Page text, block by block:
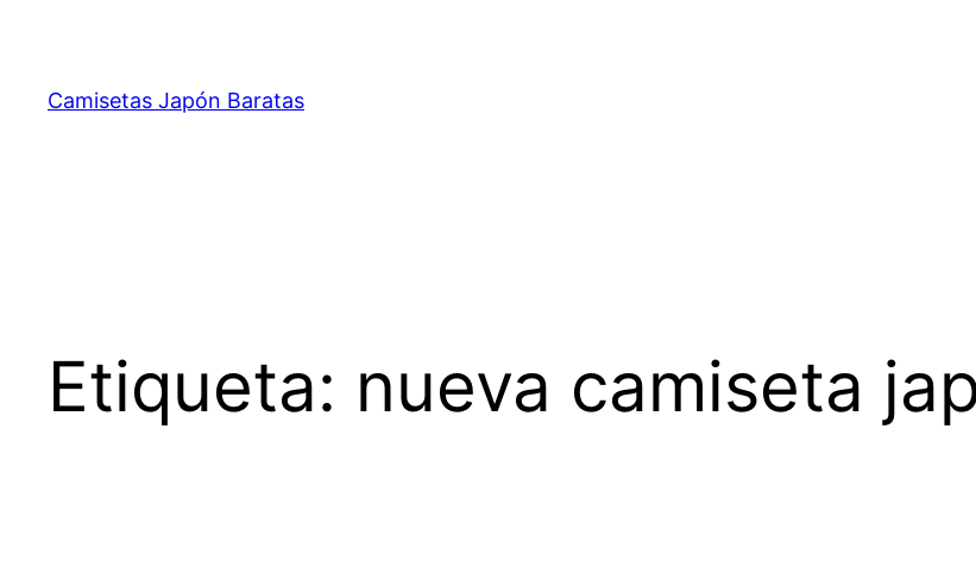
contenido
Camisetas Japón Baratas
Etiqueta: nueva camiseta